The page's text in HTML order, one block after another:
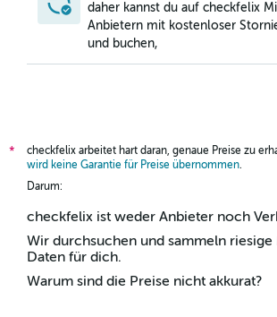
daher kannst du auf checkfelix
Anbietern mit kostenloser
und buchen,
*
checkfelix arbeitet hart daran, genaue Preise zu
wird keine Garantie für Preise übernommen.
Darum:
checkfelix ist weder Anbieter noch
Wir durchsuchen und sammeln riesige
Daten für dich.
Warum sind die Preise nicht akkurat?